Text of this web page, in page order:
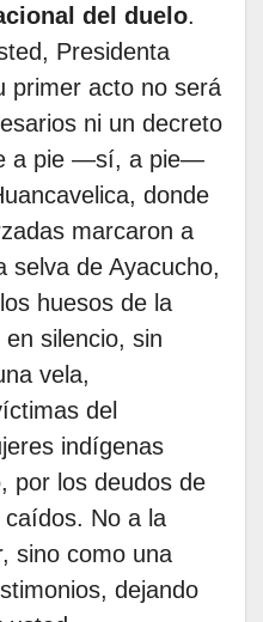
del duelo.
Presidenta
primer acto no será
ni un decreto
a pie —sí, a pie—
donde
marcaron a
selva de Ayacucho,
huesos de la
silencio, sin
vela,
del
indígenas
por los deudos de
caídos. No a la
sino como una
dejando